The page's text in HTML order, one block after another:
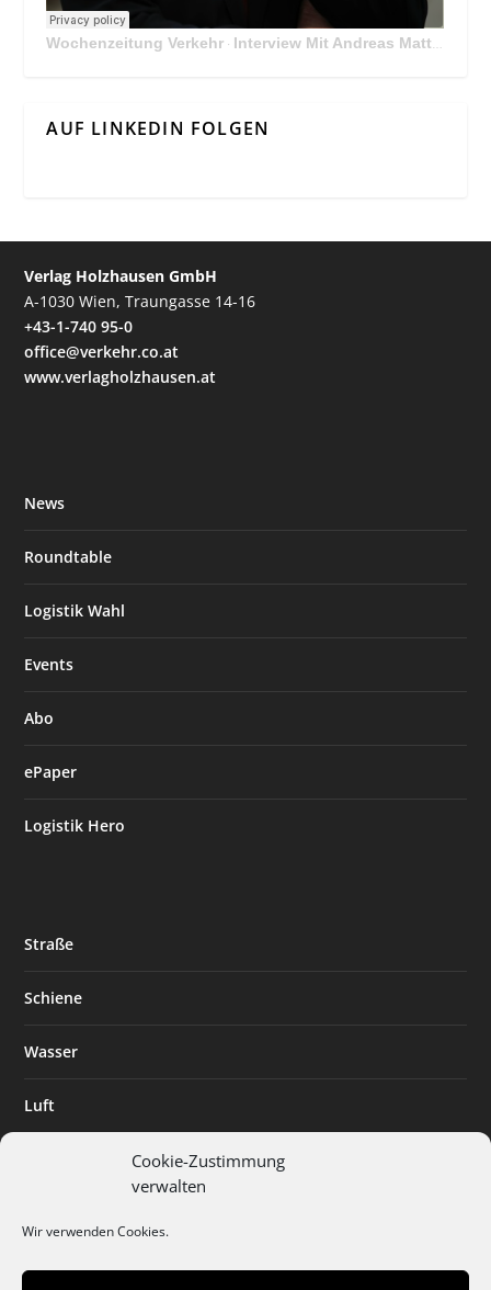
Cookie-Zustimmung
verwalten
Wir verwenden Cookies.
Wochenzeitung Verkehr · Interview Mit Andreas Matthä, CEO der ÖBB Holding
AUF LINKEDIN FOLGEN
Verlag Holzhausen GmbH
A-1030 Wien, Traungasse 14-16
+43-1-740 95-0
office@verkehr.co.at
www.verlagholzhausen.at
News
Roundtable
Logistik Wahl
Events
Abo
ePaper
Logistik Hero
Straße
Schiene
Wasser
Luft
Digitalisierung